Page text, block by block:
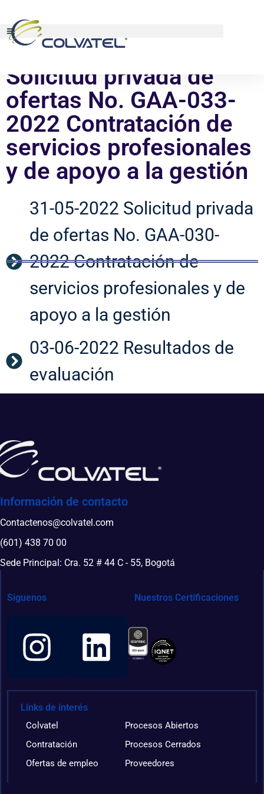
Solicitud privada de
ofertas No. GAA-033-
2022 Contratación de
servicios profesionales
y de apoyo a la gestión
31-05-2022 Solicitud privada
de ofertas No. GAA-030-
2022 Contratación de
servicios profesionales y de
apoyo a la gestión
03-06-2022 Resultados de
evaluación
Información de contacto
Contactenos@colvatel.com
(601) 438 70 00
Sede Principal: Cra. 52 # 44 C - 55, Bogotá
Siguenos Nuestros Certificaciones
Links de interés
Colvatel
Contratación
Ofertas de empleo
Procesos Abiertos
Procesos Cerrados
Proveedores